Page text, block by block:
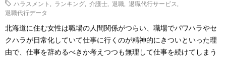
ハラスメント
ランキング 介護士 退職 退職代行サービス
退職代行データ
北海道に住む女性は職場の人間関係がつらい、職場でパワハラやセ
クハラが日常化していて仕事に行くのが精神的にきついといった理
由で、仕事を辞めるべきか考えつつも無理して仕事を続けてしまう